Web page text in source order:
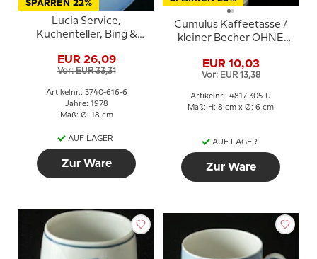
SPARREN 22%
Lucia Service,
Kuchenteller, Bing &
EUR 26,09
Vor: EUR 33,31
Artikelnr.: 3740-616-6
Jahre: 1978
Maß: Ø: 18 cm
AUF LAGER
Zur Ware
Cumulus Kaffeetasse /
kleiner Becher OHNE
Gröndahl Nr. 305
EUR 10,03
Vor: EUR 13,38
Artikelnr.: 4817-305-U
Maß: H: 8 cm x Ø: 6 cm
AUF LAGER
Zur Ware